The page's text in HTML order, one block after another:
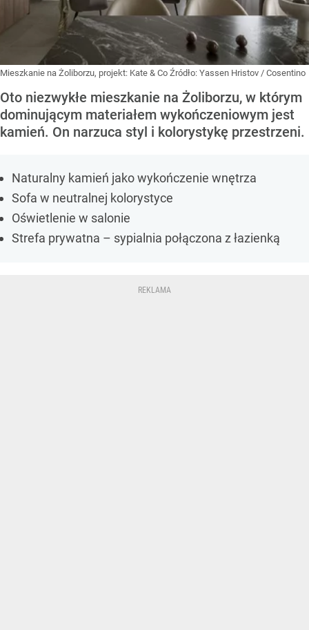
Mieszkanie na Żoliborzu, projekt: Kate & Co Źródło: Yassen Hristov / Cosentino
Oto niezwykłe mieszkanie na Żoliborzu, w którym
dominującym materiałem wykończeniowym jest
kamień. On narzuca styl i kolorystykę przestrzeni.
Naturalny kamień jako wykończenie wnętrza
Sofa w neutralnej kolorystyce
Oświetlenie w salonie
Strefa prywatna – sypialnia połączona z łazienką